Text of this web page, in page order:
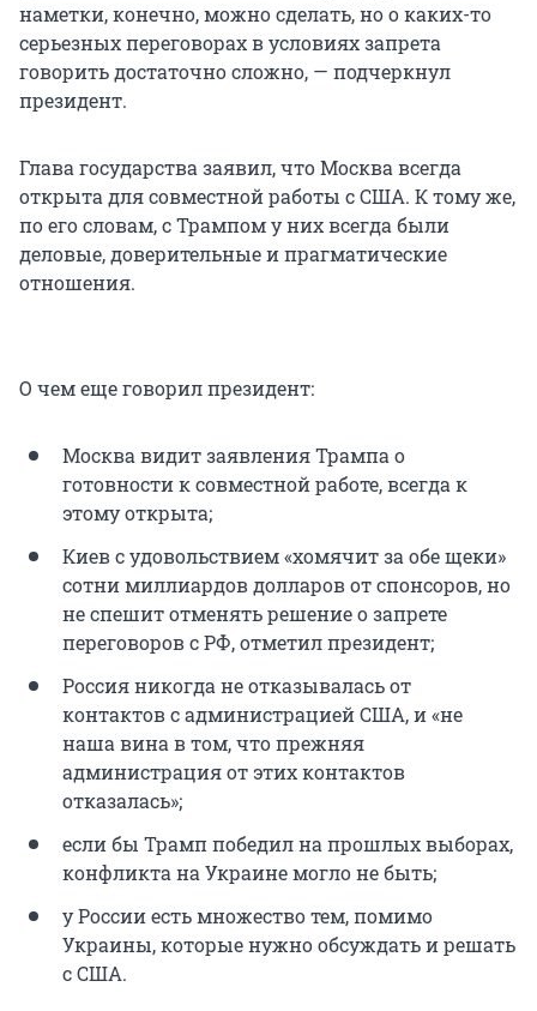
наметки, конечно, можно сделать, но о каких-то
серьезных переговорах в условиях запрета
говорить достаточно сложно, — подчеркнул
президент.
Глава государства заявил, что Москва всегда
открыта для совместной работы с США. К тому же,
по его словам, с Трампом у них всегда были
деловые, доверительные и прагматические
отношения.
О чем еще говорил президент:
Москва видит заявления Трампа о
готовности к совместной работе, всегда к
этому открыта;
Киев с удовольствием «хомячит за обе щеки»
сотни миллиардов долларов от спонсоров, но
не спешит отменять решение о запрете
переговоров с РФ, отметил президент;
Россия никогда не отказывалась от
контактов с администрацией США, и «не
наша вина в том, что прежняя
администрация от этих контактов
отказалась»;
если бы Трамп победил на прошлых выборах,
конфликта на Украине могло не быть;
у России есть множество тем, помимо
Украины, которые нужно обсуждать и решать
с США.